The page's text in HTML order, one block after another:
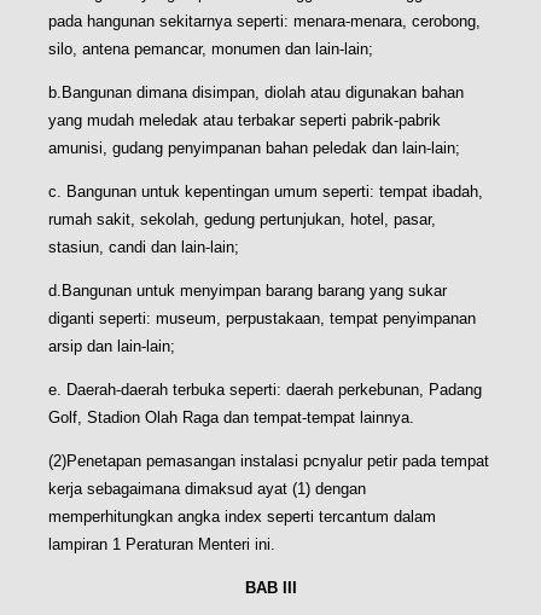
pada hangunan sekitarnya seperti: menara-menara, cerobong,
silo, antena pemancar, monumen dan lain-lain;
b.Bangunan dimana disimpan, diolah atau digunakan bahan
yang mudah meledak atau terbakar seperti pabrik-pabrik
amunisi, gudang penyimpanan bahan peledak dan lain-lain;
c. Bangunan untuk kepentingan umum seperti: tempat ibadah,
rumah sakit, sekolah, gedung pertunjukan, hotel, pasar,
stasiun, candi dan lain-lain;
d.Bangunan untuk menyimpan barang barang yang sukar
diganti seperti: museum, perpustakaan, tempat penyimpanan
arsip dan lain-lain;
e. Daerah-daerah terbuka seperti: daerah perkebunan, Padang
Golf, Stadion Olah Raga dan tempat-tempat lainnya.
(2)Penetapan pemasangan instalasi pcnyalur petir pada tempat
kerja sebagaimana dimaksud ayat (1) dengan
memperhitungkan angka index seperti tercantum dalam
lampiran 1 Peraturan Menteri ini.
BAB III